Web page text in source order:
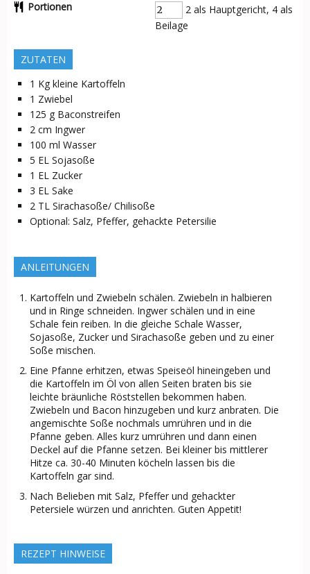
Portionen
2 als Hauptgericht, 4 als
Beilage
ZUTATEN
1 Kg kleine Kartoffeln
1 Zwiebel
125 g Baconstreifen
2 cm Ingwer
100 ml Wasser
5 EL Sojasoße
1 EL Zucker
3 EL Sake
2 TL Sirachasoße/ Chilisoße
Optional: Salz, Pfeffer, gehackte Petersilie
ANLEITUNGEN
Kartoffeln und Zwiebeln schälen. Zwiebeln in halbieren
und in Ringe schneiden. Ingwer schälen und in eine
Schale fein reiben. In die gleiche Schale Wasser,
Sojasoße, Zucker und Sirachasoße geben und zu einer
Soße mischen.
Eine Pfanne erhitzen, etwas Speiseöl hineingeben und
die Kartoffeln im Öl von allen Seiten braten bis sie
leichte bräunliche Röststellen bekommen haben.
Zwiebeln und Bacon hinzugeben und kurz anbraten. Die
angemischte Soße nochmals umrühren und in die
Pfanne geben. Alles kurz umrühren und dann einen
Deckel auf die Pfanne setzen. Bei kleiner bis mittlerer
Hitze ca. 30-40 Minuten köcheln lassen bis die
Kartoffeln gar sind.
Nach Belieben mit Salz, Pfeffer und gehackter
Petersiele würzen und anrichten. Guten Appetit!
REZEPT HINWEISE